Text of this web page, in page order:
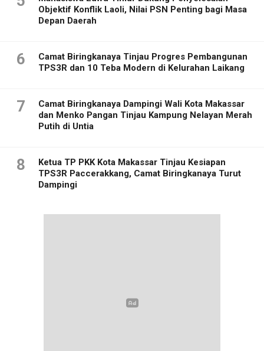
Objektif Konflik Laoli, Nilai PSN Penting bagi Masa
Depan Daerah
6
Camat Biringkanaya Tinjau Progres Pembangunan
TPS3R dan 10 Teba Modern di Kelurahan Laikang
7
Camat Biringkanaya Dampingi Wali Kota Makassar
dan Menko Pangan Tinjau Kampung Nelayan Merah
Putih di Untia
8
Ketua TP PKK Kota Makassar Tinjau Kesiapan
TPS3R Paccerakkang, Camat Biringkanaya Turut
Dampingi